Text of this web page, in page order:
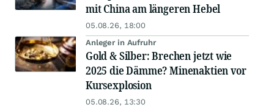
mit China am längeren Hebel
05.08.26, 18:00
Anleger in Aufruhr
Gold & Silber: Brechen jetzt wie
2025 die Dämme? Minenaktien vor
Kursexplosion
05.08.26, 13:30